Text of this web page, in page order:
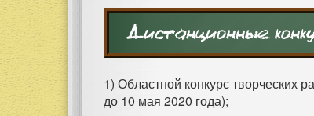
Дистанционные
1) Областной конкурс творческих
до 10 мая 2020 года);